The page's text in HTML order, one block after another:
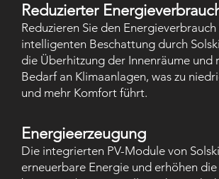
Reduzierter
Reduzieren Sie den
intelligenten Beschattung durch
die Überhitzung der Innenräume
Bedarf an Klimaanlagen, was zu
und mehr Komfort führt.
Energieerzeugung
Die integrierten PV-Module von
erneuerbare Energie und erhöhen